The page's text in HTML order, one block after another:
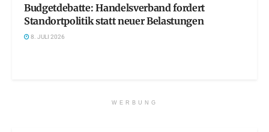
Budgetdebatte: Handelsverband fordert
Standortpolitik statt neuer Belastungen
8. JULI 2026
WERBUNG